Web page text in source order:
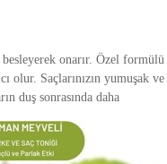
onarır. Özel formülü
olur. Saçlarınızın yumuşak
duş sonrasında daha